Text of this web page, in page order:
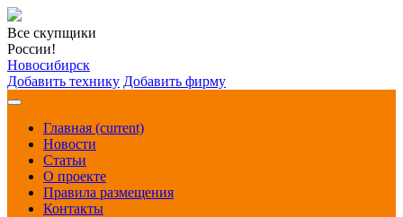
Все скупщики
России!
Новосибирск
Добавить технику Добавить фирму
Главная (current)
Новости
Статьи
О проекте
Правила размещения
Контакты